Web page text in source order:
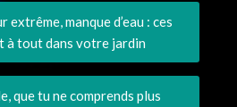
extrême, manque d’eau : ces
à tout dans votre jardin
que tu ne comprends plus